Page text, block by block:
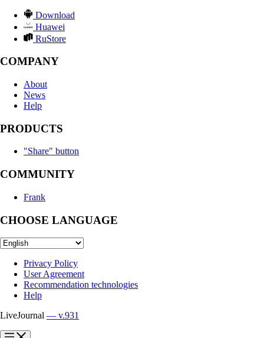
Download
Huawei
RuStore
COMPANY
About
News
Help
PRODUCTS
"Share" button
COMMUNITY
Frank
CHOOSE LANGUAGE
Privacy Policy
User Agreement
Recommendation technologies
Help
LiveJournal — v.931
?
?